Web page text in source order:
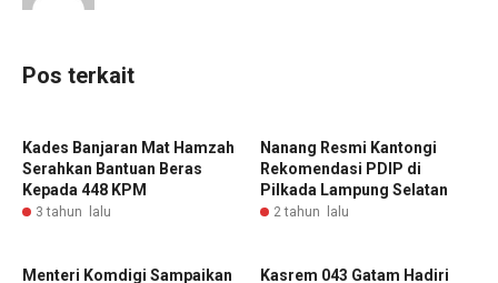
Pos terkait
Kades Banjaran Mat Hamzah
Serahkan Bantuan Beras
Kepada 448 KPM
3 tahun lalu
Nanang Resmi Kantongi
Rekomendasi PDIP di
Pilkada Lampung Selatan
2 tahun lalu
‎Menteri Komdigi Sampaikan
Kasrem 043 Gatam Hadiri